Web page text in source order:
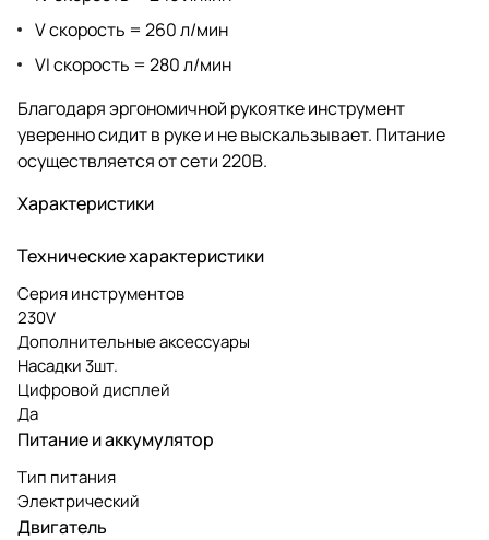
V скорость = 260 л/мин
VI скорость = 280 л/мин
Благодаря эргономичной рукоятке инструмент
уверенно сидит в руке и не выскальзывает. Питание
осуществляется от сети 220В.
Характеристики
Технические характеристики
Серия инструментов
230V
Дополнительные аксессуары
Насадки 3шт.
Цифровой дисплей
Да
Питание и аккумулятор
Тип питания
Электрический
Двигатель